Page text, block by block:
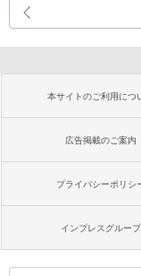
本サイトのご利用につ
広告掲載のご案内
プライバシーポリシ
インプレスグループ